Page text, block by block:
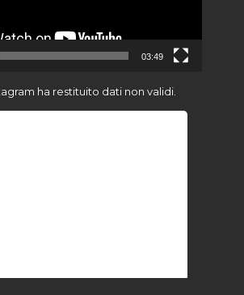
03:49
ha restituito dati non validi.